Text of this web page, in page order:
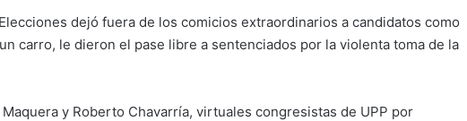
dejó fuera de los comicios extraordinarios a candidatos como
carro, le dieron el pase libre a sentenciados por la violenta toma de la
y Roberto Chavarría, virtuales congresistas de UPP por